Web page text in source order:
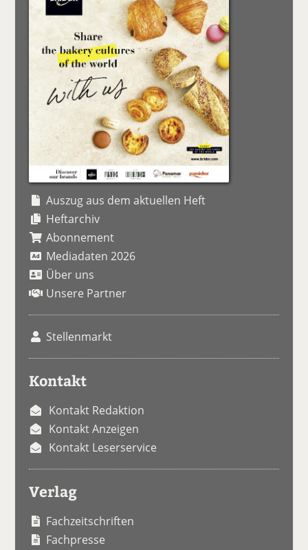
Auszug aus dem aktuellen Heft
Heftarchiv
Abonnement
Mediadaten 2026
Über uns
Unsere Partner
Stellenmarkt
Kontakt
Kontakt Redaktion
Kontakt Anzeigen
Kontakt Leserservice
Verlag
Fachzeitschriften
Fachpresse